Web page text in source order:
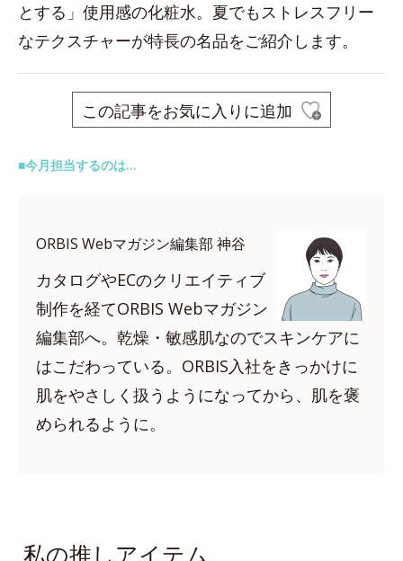
とする」使用感の化粧水。夏でもストレスフリー
なテクスチャーが特長の名品をご紹介します。
この記事をお気に入りに追加
■今月担当するのは…
ORBIS Webマガジン編集部 神谷
カタログやECのクリエイティブ
制作を経てORBIS Webマガジン
編集部へ。乾燥・敏感肌なのでスキンケアに
はこだわっている。ORBIS入社をきっかけに
肌をやさしく扱うようになってから、肌を褒
められるように。
私の推しアイテム